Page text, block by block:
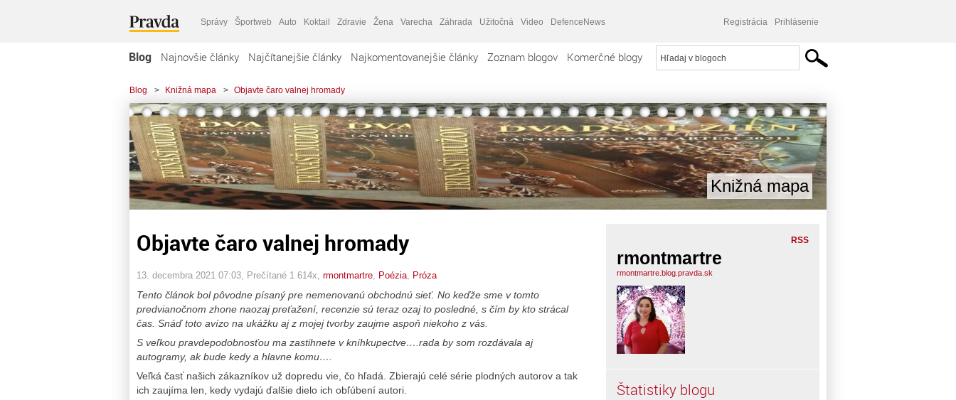
Správy Športweb Auto Koktail Zdravie Žena Varecha Záhrada Užitočná Video DefenceNews Registrácia Prihlásenie
Blog Najnovšie články Najčítanejšie články Najkomentovanejšie články Zoznam blogov Komerčné blogy
Blog > Knižná mapa > Objavte čaro valnej hromady
Knižná mapa
Objavte čaro valnej hromady
13. decembra 2021 07:03 , Prečítané 1 614x, rmontmartre Poézia Próza
Tento článok bol pôvodne písaný pre nemenovanú obchodnú sieť. No keďže sme v tomto
predvianočnom zhone naozaj preťažení, recenzie sú teraz ozaj to posledné, s čím by kto strácal
čas. Snáď toto avízo na ukážku aj z mojej tvorby zaujme aspoň niekoho z vás.
S veľkou pravdepodobnosťou ma zastihnete v kníhkupectve….rada by som rozdávala aj
autogramy, ak bude kedy a hlavne komu….
Veľká časť našich zákazníkov už dopredu vie, čo hľadá. Zbierajú celé série plodných autorov a tak
ich zaujíma len, kedy vydajú ďalšie dielo ich obľúbení autori.
RSS
rmontmartre
rmontmartre.blog.pravda.sk
Štatistiky blogu